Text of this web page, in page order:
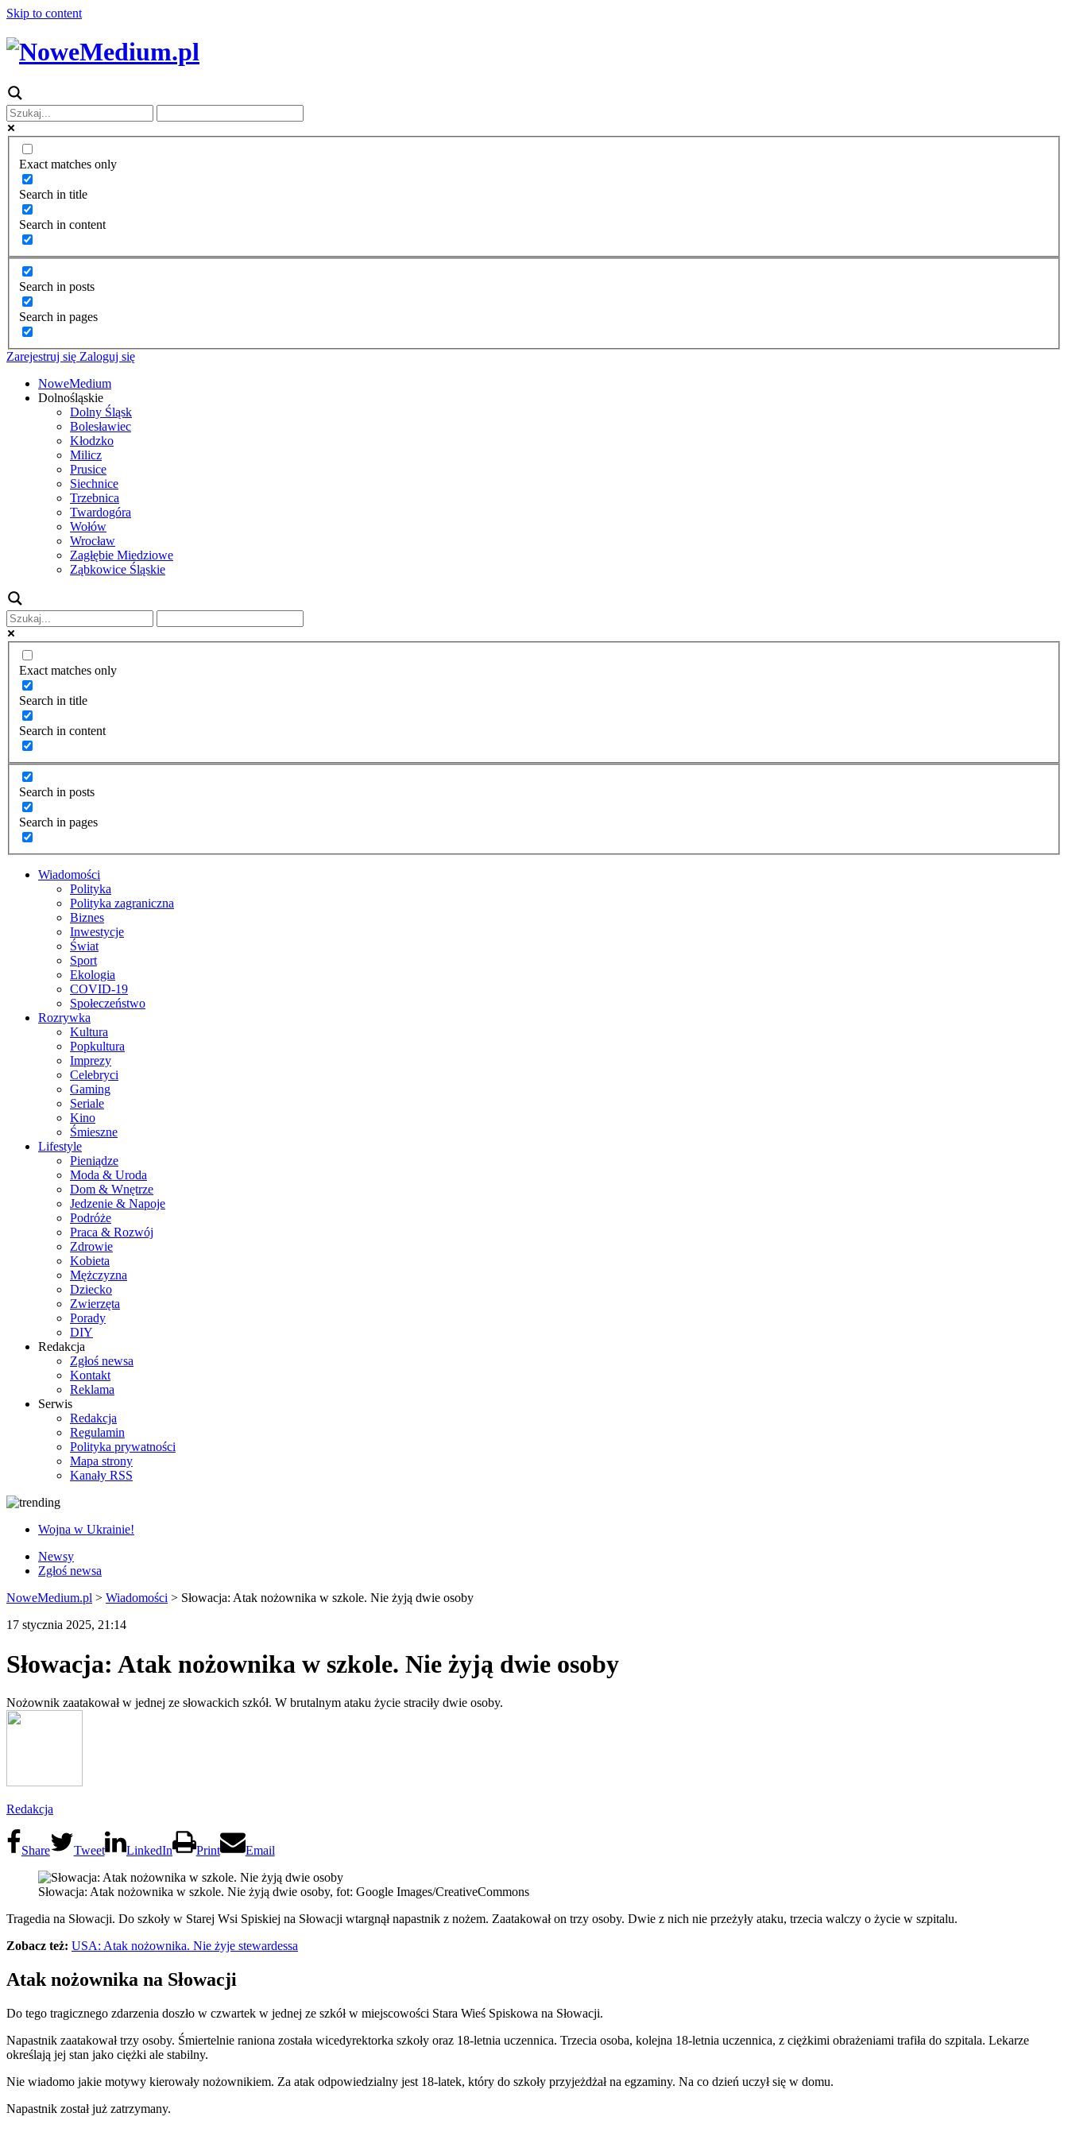
Skip to content
Exact matches only
Search in title
Search in content
Search in posts
Search in pages
Zarejestruj się Zaloguj się
NoweMedium
Dolnośląskie
Dolny Śląsk
Bolesławiec
Kłodzko
Milicz
Prusice
Siechnice
Trzebnica
Twardogóra
Wołów
Wrocław
Zagłębie Miedziowe
Ząbkowice Śląskie
Exact matches only
Search in title
Search in content
Search in posts
Search in pages
Wiadomości
Polityka
Polityka zagraniczna
Biznes
Inwestycje
Świat
Sport
Ekologia
COVID-19
Społeczeństwo
Rozrywka
Kultura
Popkultura
Imprezy
Celebryci
Gaming
Seriale
Kino
Śmieszne
Lifestyle
Pieniądze
Moda & Uroda
Dom & Wnętrze
Jedzenie & Napoje
Podróże
Praca & Rozwój
Zdrowie
Kobieta
Mężczyzna
Dziecko
Zwierzęta
Porady
DIY
Redakcja
Zgłoś newsa
Kontakt
Reklama
Serwis
Redakcja
Regulamin
Polityka prywatności
Mapa strony
Kanały RSS
Wojna w Ukrainie!
Newsy
Zgłoś newsa
NoweMedium.pl > Wiadomości > Słowacja: Atak nożownika w szkole. Nie żyją dwie osoby
17 stycznia 2025, 21:14
Słowacja: Atak nożownika w szkole. Nie żyją dwie osoby
Nożownik zaatakował w jednej ze słowackich szkół. W brutalnym ataku życie straciły dwie osoby.
Redakcja
Share Tweet LinkedIn Print Email
Słowacja: Atak nożownika w szkole. Nie żyją dwie osoby, fot: Google Images/CreativeCommons
Tragedia na Słowacji. Do szkoły w Starej Wsi Spiskiej na Słowacji wtargnął napastnik z nożem. Zaatakował on trzy osoby. Dwie z nich nie przeżyły ataku, trzecia walczy o życie w szpitalu.
Zobacz też: USA: Atak nożownika. Nie żyje stewardessa
Atak nożownika na Słowacji
Do tego tragicznego zdarzenia doszło w czwartek w jednej ze szkół w miejscowości Stara Wieś Spiskowa na Słowacji.
Napastnik zaatakował trzy osoby. Śmiertelnie raniona została wicedyrektorka szkoły oraz 18-letnia uczennica. Trzecia osoba, kolejna 18-letnia uczennica, z ciężkimi obrażeniami trafiła do szpitala. Lekarze
określają jej stan jako ciężki ale stabilny.
Nie wiadomo jakie motywy kierowały nożownikiem. Za atak odpowiedzialny jest 18-latek, który do szkoły przyjeżdżał na egzaminy. Na co dzień uczył się w domu.
Napastnik został już zatrzymany.